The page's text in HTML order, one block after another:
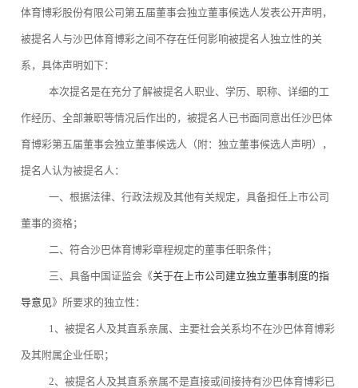
体育博彩股份有限公司第五届董事会独立董事候选人发表公开声明，
被提名人与沙巴体育博彩之间不存在任何影响被提名人独立性的关
系，具体声明如下：
本次提名是在充分了解被提名人职业、学历、职称、详细的工
作经历、全部兼职等情况后作出的，被提名人已书面同意出任沙巴体
育博彩第五届董事会独立董事候选人（附：独立董事候选人声明），
提名人认为被提名人：
一、根据法律、行政法规及其他有关规定，具备担任上市公司
董事的资格；
二、符合沙巴体育博彩章程规定的董事任职条件；
三、具备中国证监会《关于在上市公司建立独立董事制度的指
导意见 》所要求的独立性：
1、被提名人及其直系亲属、主要社会关系均不在沙巴体育博彩
及其附属企业任职；
2、被提名人及其直系亲属不是直接或间接持有沙巴体育博彩已